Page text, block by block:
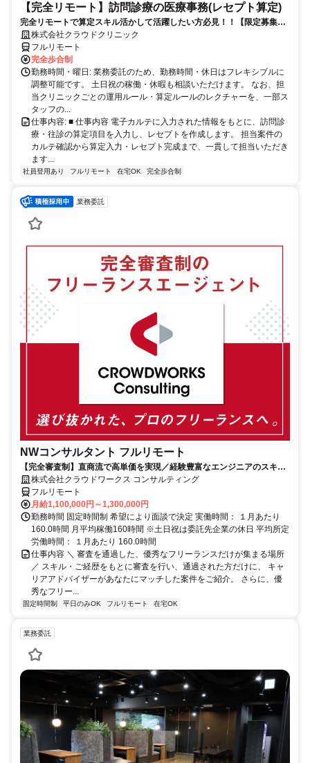
【完全リモート】訪問診療の医療事務(レセプト算定)
完全リモートで算定スキル活かして活躍したい方必見！！【限定募集】
完全リモート｜在宅医療レセプト算定（成果報酬型／業務委託）
株式会社クラウドクリニック
フルリモート
完全歩合制
勤務時間・曜日: 業務委託のため、勤務時間・休日はフレキシブルに
調整可能です。 土日祝の稼働・休暇も相談いただけます。 なお、担
当クリニックごとの運用ルール・算定ルールのレクチャーを、一部ス
タッフの...
仕事内容: ■ 仕事内容 電子カルテに入力された情報をもとに、訪問診
療・往診の算定項目を入力し、レセプトを作成します。 担当案件の
カルテ確認から算定入力・レセプト完成まで、一貫して担当いただき
ます...
社員登用あり フルリモート 在宅OK 完全歩合制
業務委託
NWコンサルタント フルリモート
【完全審査制】直商流で高単価を実現／経験豊富なエンジニアのスキル
に合致した案件を多数保有
株式会社クラウドワークス コンサルティング
フルリモート
月給1,100,000円～1,300,000円
勤務時間 固定時間制 希望により面談で決定 実働時間： １月あたり
160.0時間 月平均稼働160時間 ※土日祝は委託先企業の休日 平均所定
労働時間： １月あたり 160.0時間
仕事内容 ＼ 審査を通過した、優秀なフリーランスだけが集まる場所
／ スキル・ご経歴をもとに審査を行い、通過された方だけに、 キャ
リアアドバイザーがあなたにマッチした案件をご紹介。 さらに、優
秀なフリー...
固定時間制 平日のみOK フルリモート 在宅OK
業務委託